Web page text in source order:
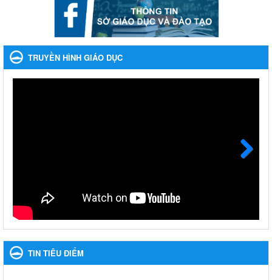
Ngày ban hành: 22/11/2023
Phát động, triển khai Cuộc thi " An toàn giao thông cho nụ
cười ngày mai" dành cho học sinh và giáo viên trung học
năm học 2023-2024
Phát động, triển khai Cuộc thi " An toàn giao thông cho nụ cười
Nhắc nhỡ thực hiện thanh toán không dùng tiền mặt các
khoản thu trong nhà trường năm học 2023-2024 và các năm
Ngày ban hành: 27/09/2023
Hưởng ứng cuộc thi Tìm hiểu Luật Phòng, chống ma túy
Hưởng ứng cuộc thi Tìm hiểu Luật Phòng, chống ma túy
Ngày ban hành: 06/09/2023
TRUYỀN HÌNH GIÁO DỤC
TIN TIÊU ĐIỂM